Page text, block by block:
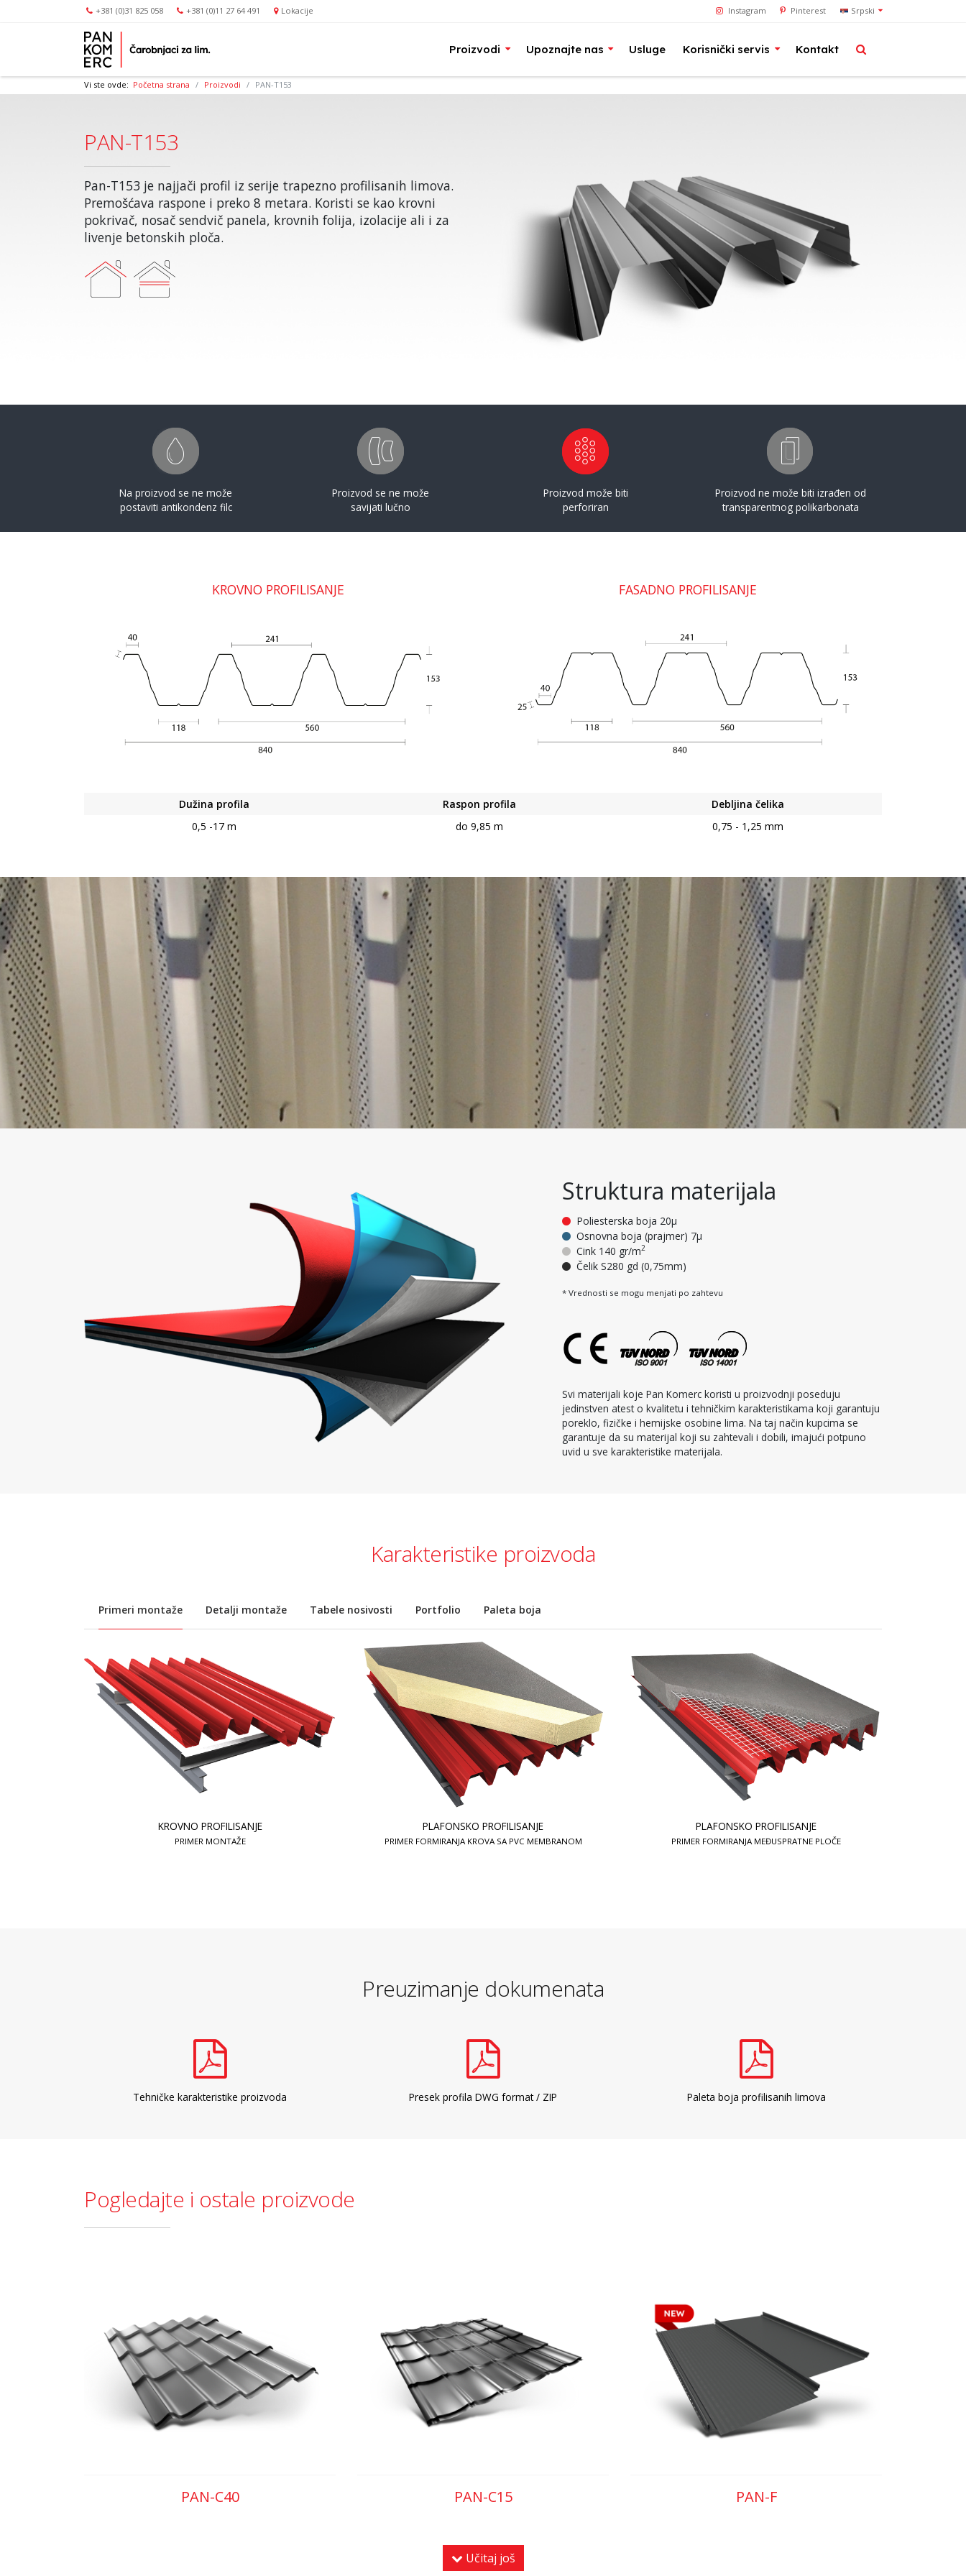
+381 (0)31 825 058 +381 (0)11 27 64 491 Lokacije Instagram Pinterest Srpski
Proizvodi Upoznajte nas Usluge Korisnički servis Kontakt
Vi ste ovde: Početna strana Proizvodi PAN-T153
PAN-T153
Pan-T153 je najjači profil iz serije trapezno profilisanih limova.
Premošćava raspone i preko 8 metara. Koristi se kao krovni
pokrivač, nosač sendvič panela, krovnih folija, izolacije ali i za
livenje betonskih ploča.
Na proizvod se ne može
postaviti antikondenz filc
Proizvod se ne može
savijati lučno
Proizvod može biti
perforiran
Proizvod ne može biti izrađen od
transparentnog polikarbonata
KROVNO PROFILISANJE FASADNO PROFILISANJE
Dužina profila Raspon profila
Debljina čelika
0,5 -17 m
do 9,85 m 0,75 - 1,25 mm
Struktura materijala
Poliesterska boja 20μ
Osnovna boja (prajmer) 7μ
Cink 140 gr/m2
Čelik S280 gd (0,75mm)
* Vrednosti se mogu menjati po zahtevu
Svi materijali koje Pan Komerc koristi u proizvodnji poseduju
jedinstven atest o kvalitetu i tehničkim karakteristikama koji garantuju
poreklo, fizičke i hemijske osobine lima. Na taj način kupcima se
garantuje da su materijal koji su zahtevali i dobili, imajući potpuno
uvid u sve karakteristike materijala.
Karakteristike proizvoda
Primeri montaže Detalji montaže Tabele nosivosti Portfolio Paleta boja
KROVNO PROFILISANJE
PRIMER MONTAŽE
PLAFONSKO PROFILISANJE
PRIMER FORMIRANJA KROVA SA PVC MEMBRANOM
PLAFONSKO PROFILISANJE
PRIMER FORMIRANJA MEĐUSPRATNE PLOČE
Preuzimanje dokumenata
Tehničke karakteristike proizvoda Presek profila DWG format / ZIP Paleta boja profilisanih limova
Pogledajte i ostale proizvode
PAN-C40 PAN-C15 PAN-F
Učitaj još